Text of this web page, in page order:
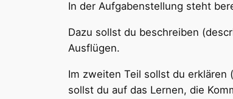
In der Aufgabenstellung steht
Dazu sollst du beschreiben
Ausflügen.
Im zweiten Teil sollst du erklären
sollst du auf das Lernen, die